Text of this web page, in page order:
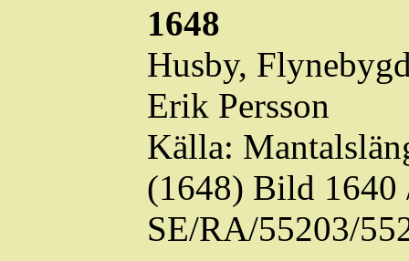
1648
Husby,
Erik Persson
Källa:
(1648) Bild
SE/RA/55203/